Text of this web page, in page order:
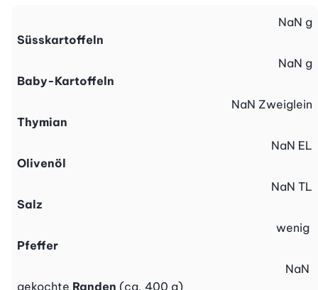
Süsskartoffeln
NaN g
Baby-Kartoffeln
NaN g
Thymian
NaN Zweiglein
Olivenöl
NaN EL
Salz
NaN TL
Pfeffer
wenig
gekochte Randen (ca. 400 g)
NaN